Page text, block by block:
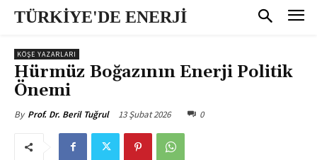
TÜRKİYE'DE ENERJİ
KÖŞE YAZARLARI
Hürmüz Boğazının Enerji Politik
Önemi
By Prof. Dr. Beril Tuğrul 13 Şubat 2026 0